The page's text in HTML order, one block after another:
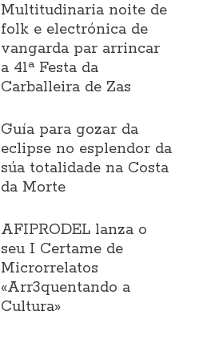
Multitudinaria noite de
folk e electrónica de
vangarda par arrincar
a 41ª Festa da
Carballeira de Zas
Guía para gozar da
eclipse no esplendor da
súa totalidade na Costa
da Morte
AFIPRODEL lanza o
seu I Certame de
Microrrelatos
«Arr3quentando a
Cultura»